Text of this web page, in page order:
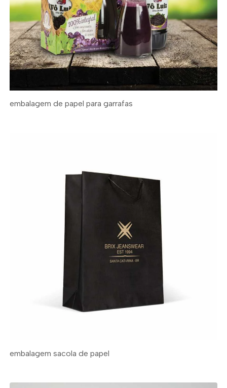
embalagem de papel para garrafas
embalagem sacola de papel